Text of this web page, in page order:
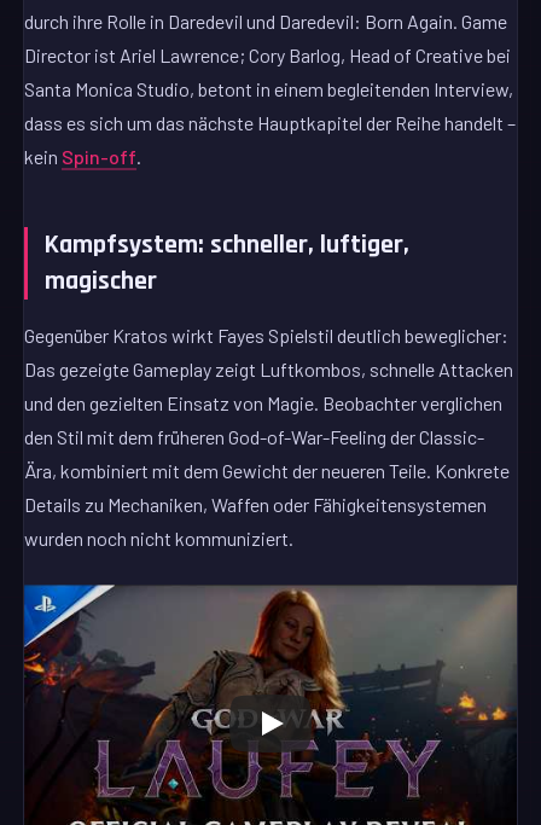
durch ihre Rolle in Daredevil und Daredevil: Born Again. Game
Director ist Ariel Lawrence; Cory Barlog, Head of Creative bei
Santa Monica Studio, betont in einem begleitenden Interview,
dass es sich um das nächste Hauptkapitel der Reihe handelt –
kein Spin-off
Kampfsystem: schneller, luftiger,
magischer
Gegenüber Kratos wirkt Fayes Spielstil deutlich beweglicher:
Das gezeigte Gameplay zeigt Luftkombos, schnelle Attacken
und den gezielten Einsatz von Magie. Beobachter verglichen
den Stil mit dem früheren God-of-War-Feeling der Classic-
Ära, kombiniert mit dem Gewicht der neueren Teile. Konkrete
Details zu Mechaniken, Waffen oder Fähigkeitensystemen
wurden noch nicht kommuniziert.